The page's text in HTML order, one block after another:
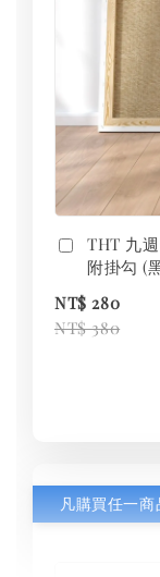
THT 九
附掛勾 (
NT$ 280
NT$ 380